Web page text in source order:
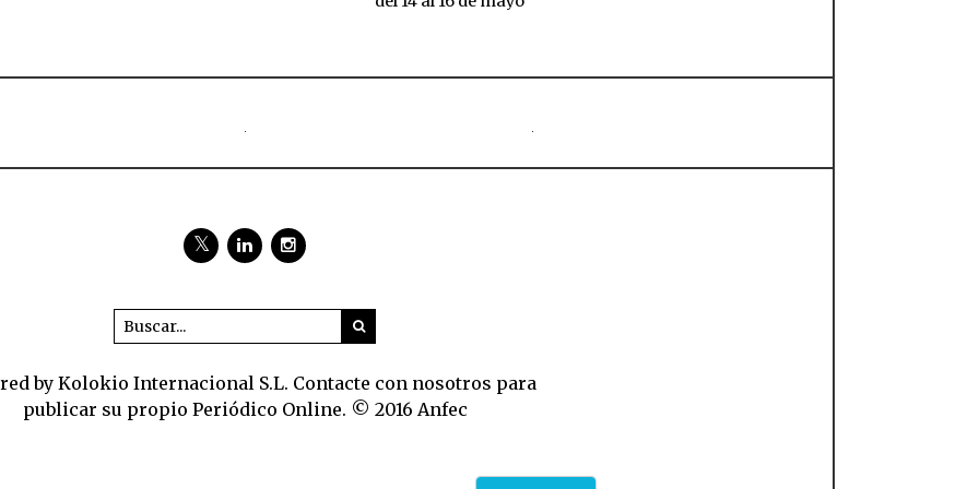
by Kolokio Internacional S.L. Contacte con nosotros para
publicar su propio Periódico Online. © 2016 Anfec